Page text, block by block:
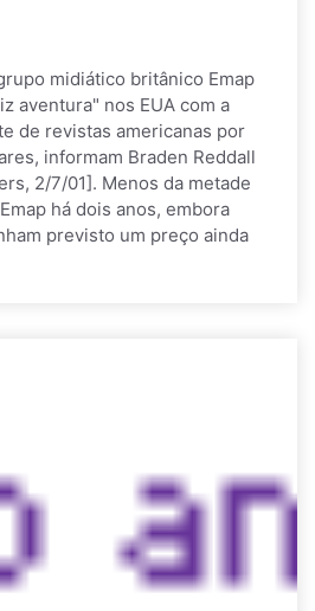
midiático britânico Emap
aventura" nos EUA com a
de revistas americanas por
informam Braden Reddall
2/7/01]. Menos da metade
há dois anos, embora
previsto um preço ainda